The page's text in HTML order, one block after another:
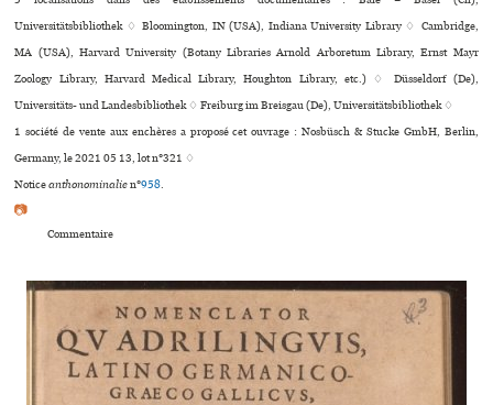
Universitätsbibliothek ♢ Bloomington, IN (USA), Indiana University Library ♢ Cambridge,
MA (USA), Harvard University (Botany Libraries Arnold Arboretum Library, Ernst Mayr
Zoology Library, Harvard Medical Library, Houghton Library, etc.) ♢ Düsseldorf (De),
Universitäts- und Landesbibliothek ♢ Freiburg im Breisgau (De), Universitätsbibliothek ♢
1 société de vente aux enchères a proposé cet ouvrage : Nosbüsch & Stucke GmbH, Berlin,
Germany, le 2021 05 13, lot n°321 ♢
Noticeanthonominalien°958.
📷
Commentaire